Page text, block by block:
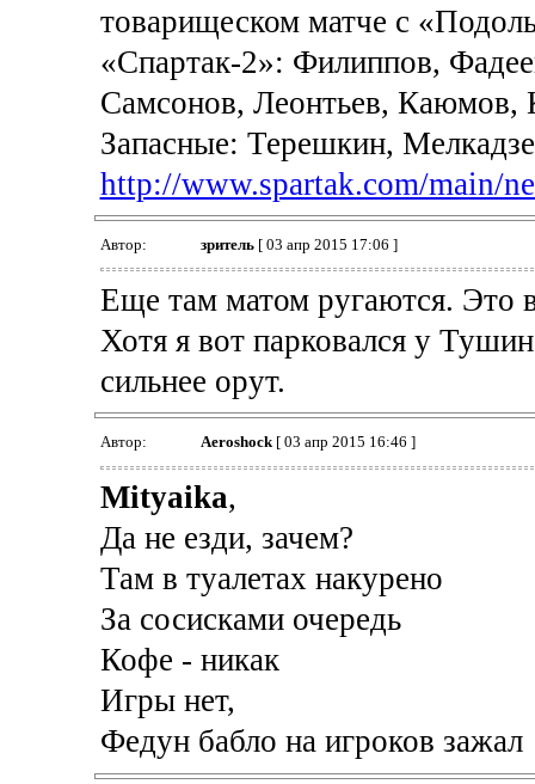
товарищеском матче с
«Спартак-2»: Филиппов,
Самсонов, Леонтьев, Каюмов,
Запасные: Терешкин,
http://www.spartak.com/main/
Автор: зpитель[ 03 апр 2015 17:06 ]
Еще там матом ругаются. Это
Хотя я вот парковался у
сильнее орут.
Автор: Aeroshock[ 03 апр 2015 16:46 ]
Mityaika,
Да не езди, зачем?
Там в туалетах накурено
За сосисками очередь
Кофе - никак
Игры нет,
Федун бабло на игроков зажал